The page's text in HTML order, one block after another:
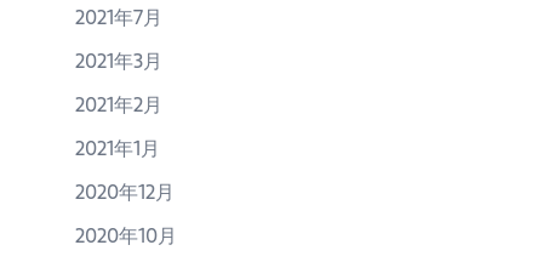
2021年7月
2021年3月
2021年2月
2021年1月
2020年12月
2020年10月